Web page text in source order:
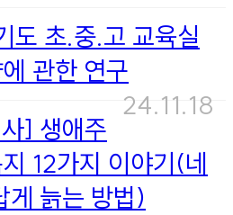
도 초.중.고 교육실
관한 연구
24.11.18
] 생애주
12가지 이야기(네
게 늙는 방법)